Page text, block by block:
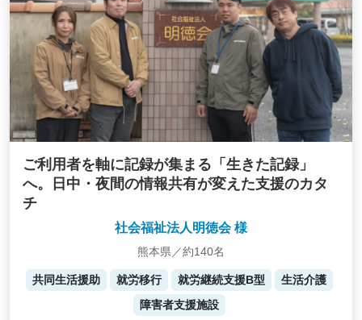
ご利用者を軸に記録が集まる「生きた記録」
へ。日中・夜間の情報共有が変えた支援のカタ
チ
社会福祉法人明徳会 様
熊本県／約140名
共同生活援助 就労移行 就労継続支援B型
生活介護
障害者支援施設